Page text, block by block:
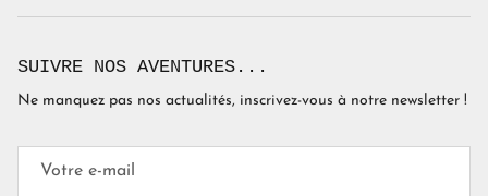
SUIVRE NOS AVENTURES...
Ne manquez pas nos actualités, inscrivez-vous à notre newsletter !